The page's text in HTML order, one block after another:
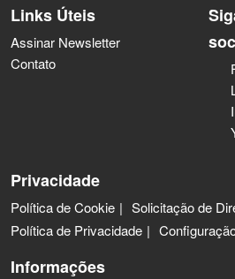
Links Úteis
Assinar Newsletter
Contato
Privacidade
Política de Cookie
Solicitação de
Política de Privacidade
Informações